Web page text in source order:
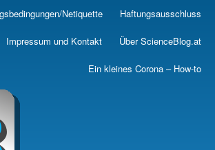
Skip
main
Netiquette Haftungsausschluss
Impressum und Kontakt Über ScienceBlog.at
Ein kleines Corona – How-to